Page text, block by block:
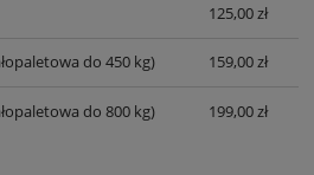
125,00 zł
do 450 kg) 159,00 zł
do 800 kg) 199,00 zł